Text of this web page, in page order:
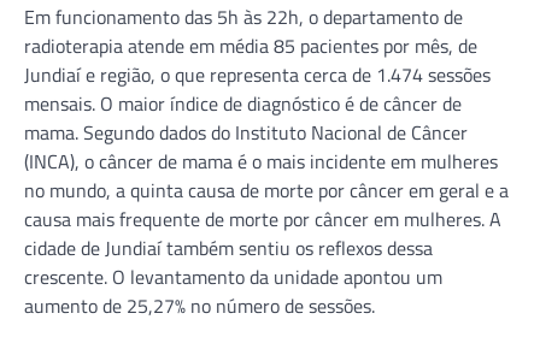
Em funcionamento das 5h às 22h, o departamento de
radioterapia atende em média 85 pacientes por mês, de
Jundiaí e região, o que representa cerca de 1.474 sessões
mensais. O maior índice de diagnóstico é de câncer de
mama. Segundo dados do Instituto Nacional de Câncer
(INCA), o câncer de mama é o mais incidente em mulheres
no mundo, a quinta causa de morte por câncer em geral e a
causa mais frequente de morte por câncer em mulheres. A
cidade de Jundiaí também sentiu os reflexos dessa
crescente. O levantamento da unidade apontou um
aumento de 25,27% no número de sessões.